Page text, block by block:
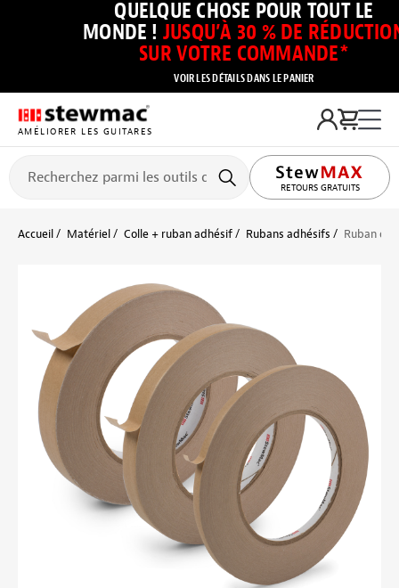
QUELQUE CHOSE POUR TOUT LE
MONDE ! JUSQU’À 30 % DE
SUR VOTRE COMMANDE*
VOIR LES DÉTAILS DANS LE PANIER
AMÉLIORER LES GUITARES
RETOURS GRATUITS
Accueil Matériel Colle + ruban adhésif Rubans adhésifs Ruban de